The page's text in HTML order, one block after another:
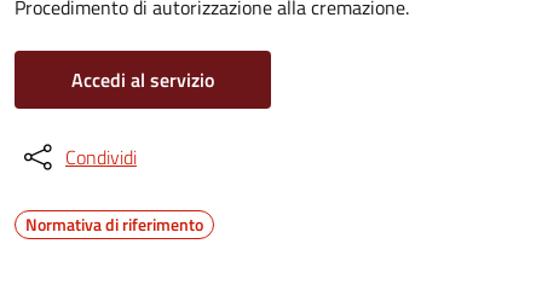
Procedimento di autorizzazione alla cremazione.
Accedi al servizio
Condividi
Normativa di riferimento